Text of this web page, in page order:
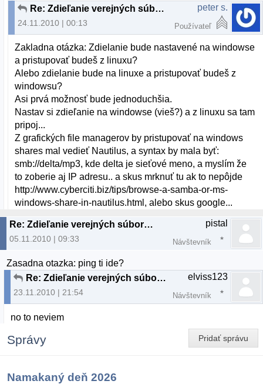
Re: Zdieľanie verejných súborov v sieti - PROBLÉM
24.11.2010 | 00:13
peter s.
Používateľ
Zakladna otázka: Zdielanie bude nastavené na windowse
a pristupovať budeš z linuxu?
Alebo zdielanie bude na linuxe a pristupovať budeš z
windowsu?
Asi prvá možnosť bude jednoduchšia.
Nastav si zdieľanie na windowse (vieš?) a z linuxu sa tam
pripoj...
Z grafických file managerov by pristupovať na windows
shares mal vedieť Nautilus, a syntax by mala byť:
smb://delta/mp3, kde delta je sieťové meno, a myslím že
to zoberie aj IP adresu.. a skus mrknuť tu ak to nepôjde
http://www.cyberciti.biz/tips/browse-a-samba-or-ms-
windows-share-in-nautilus.html, alebo skus google...
Re: Zdieľanie verejných súborov v sieti - PROBLÉM
05.11.2010 | 09:33
pistal
Návštevník
Zasadna otazka: ping ti ide?
Re: Zdieľanie verejných súborov v sieti - PROBLÉM
23.11.2010 | 21:54
elviss123
Návštevník
no to neviem
Pridať správu
Správy
Namakaný deň 2026